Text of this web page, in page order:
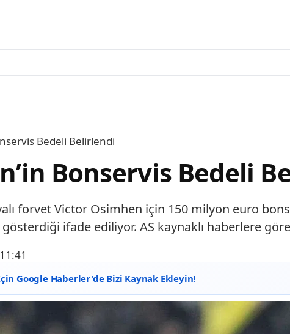
Bedeli Belirlendi
Bonservis Bedeli
forvet Victor Osimhen için 150 milyon euro
ifade ediliyor. AS kaynaklı haberlere
Google Haberler'de Bizi Kaynak Ekleyin!